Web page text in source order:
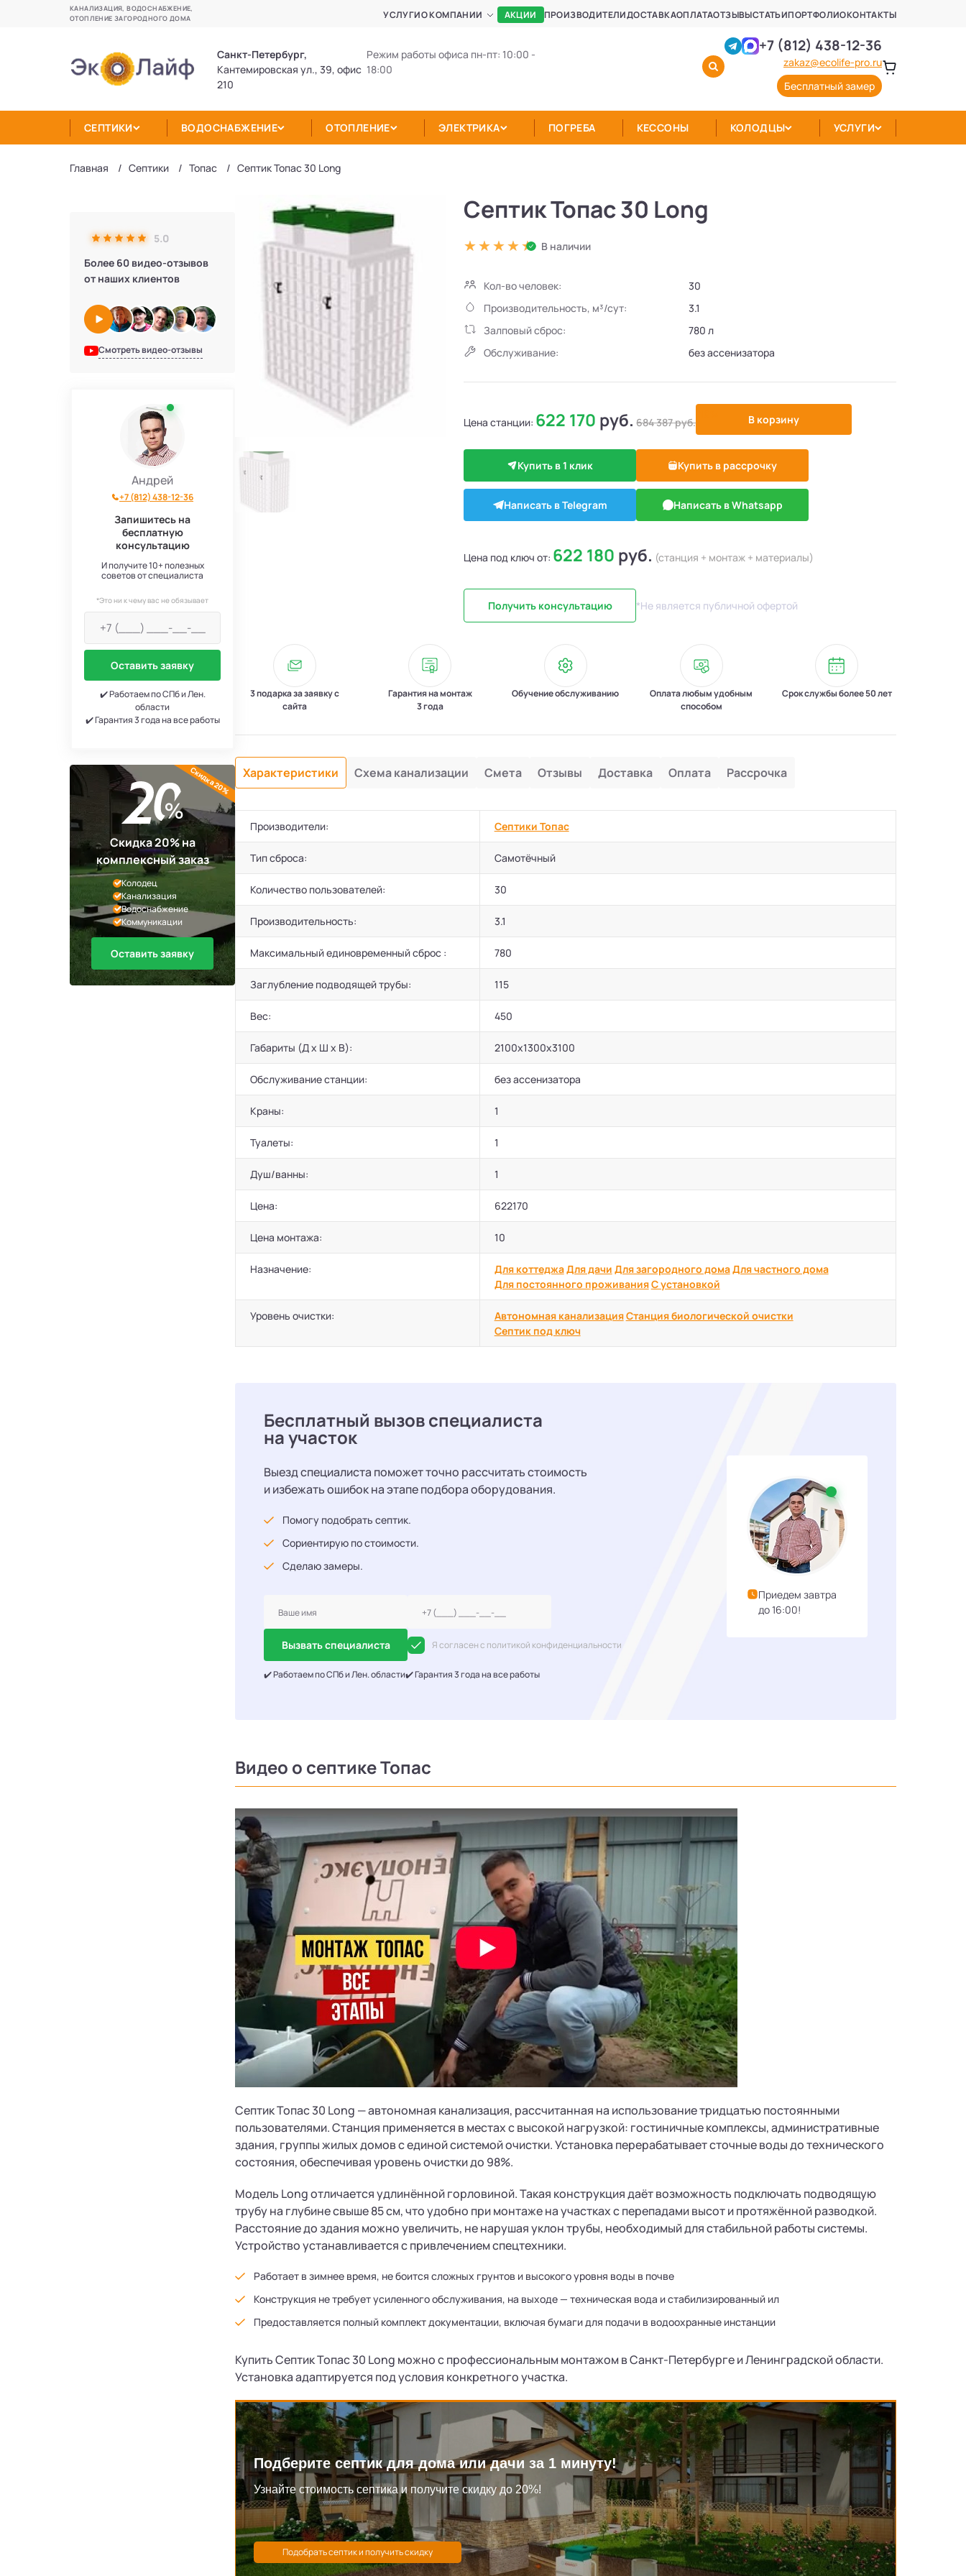
КАНАЛИЗАЦИЯ, ВОДОСНАБЖЕНИЕ,
ОТОПЛЕНИЕ ЗАГОРОДНОГО ДОМА
УСЛУГИО КОМПАНИИ АКЦИИ ПРОИЗВОДИТЕЛИДОСТАВКАОПЛАТАОТЗЫВЫСТАТЬИПОРТФОЛИОКОНТАКТЫ
Санкт-Петербург,
Кантемировская ул., 39, офис
210
Режим работы офиса пн-пт: 10:00 -
18:00
+7 (812) 438-12-36
zakaz@ecolife-pro.ru
Бесплатный замер
СЕПТИКИ ВОДОСНАБЖЕНИЕ ОТОПЛЕНИЕ ЭЛЕКТРИКА ПОГРЕБА КЕССОНЫ КОЛОДЦЫ УСЛУГИ
Главная Септики Топас Септик Топас 30 Long
5.0
Более 60 видео-отзывов
от наших клиентов
Смотреть видео-отзывы
Андрей
+7 (812) 438-12-36
Запишитесь на
бесплатную
консультацию
И получите 10+ полезных
советов от специалиста
*Это ни к чему вас не обязывает
Оставить заявку
✔️ Работаем по СПб и Лен.
области
✔️ Гарантия 3 года на все работы
Скидка 20% на
комплексный заказ
Колодец
Канализация
Водоснабжение
Коммуникации
Оставить заявку
Скидка 20%
Септик Топас 30 Long
В наличии
Кол-во человек:
30
Производительность, м³/сут:
3.1
Залповый сброс:
780 л
Обслуживание:
без ассенизатора
Цена станции: 622 170 руб. 684 387руб. В корзину
Купить в 1 клик Купить в рассрочку
Написать в Telegram Написать в Whatsapp
Цена под ключ от: 622 180 руб. (станция + монтаж + материалы)
Получить консультацию *Не является публичной офертой
3 подарка за заявку с
сайта
Гарантия на монтаж
3 года
Обучение обслуживанию
Оплата любым удобным
способом
Срок службы более 50 лет
Характеристики Схема канализации Смета Отзывы Доставка Оплата Рассрочка
Производители: Септики Топас
Тип сброса: Самотёчный
Количество пользователей: 30
Производительность: 3.1
Максимальный единовременный сброс : 780
Заглубление подводящей трубы: 115
Вес: 450
Габариты (Д х Ш х В): 2100х1300х3100
Обслуживание станции: без ассенизатора
Краны: 1
Туалеты: 1
Душ/ванны: 1
Цена: 622170
Цена монтажа: 10
Назначение: Для коттеджаДля дачи Для загородного домаДля частного дома
Для постоянного проживанияС установкой
Уровень очистки: Автономная канализацияСтанция биологической очистки
Септик под ключ
Бесплатный вызов специалиста
на участок
Выезд специалиста поможет точно рассчитать стоимость
и избежать ошибок на этапе подбора оборудования.
Помогу подобрать септик.
Сориентирую по стоимости.
Сделаю замеры.
Вызвать специалиста Я согласен с политикой конфиденциальности
✔️ Работаем по СПб и Лен. области✔️ Гарантия 3 года на все работы
Приедем завтра
до 16:00!
Видео о септике Топас
Септик Топас 30 Long — автономная канализация, рассчитанная на использование тридцатью постоянными
пользователями. Станция применяется в местах с высокой нагрузкой: гостиничные комплексы, административные
здания, группы жилых домов с единой системой очистки. Установка перерабатывает сточные воды до технического
состояния, обеспечивая уровень очистки до 98%.
Модель Long отличается удлинённой горловиной. Такая конструкция даёт возможность подключать подводящую
трубу на глубине свыше 85 см, что удобно при монтаже на участках с перепадами высот и протяжённой разводкой.
Расстояние до здания можно увеличить, не нарушая уклон трубы, необходимый для стабильной работы системы.
Устройство устанавливается с привлечением спецтехники.
Работает в зимнее время, не боится сложных грунтов и высокого уровня воды в почве
Конструкция не требует усиленного обслуживания, на выходе — техническая вода и стабилизированный ил
Предоставляется полный комплект документации, включая бумаги для подачи в водоохранные инстанции
Купить Септик Топас 30 Long можно с профессиональным монтажом в Санкт-Петербурге и Ленинградской области.
Установка адаптируется под условия конкретного участка.
Подберите септик для дома или дачи за 1 минуту!
Узнайте стоимость септика и получите скидку до 20%!